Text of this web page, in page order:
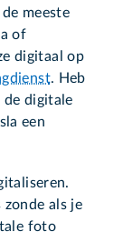
meeste
of
digitaal op
. Heb
de digitale
een
als je
foto